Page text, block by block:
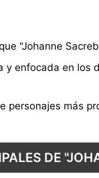
"Johanne
enfocada en
personajes más
DE